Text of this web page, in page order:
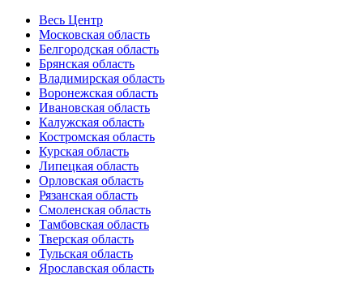
Весь Центр
Московская область
Белгородская область
Брянская область
Владимирская область
Воронежская область
Ивановская область
Калужская область
Костромская область
Курская область
Липецкая область
Орловская область
Рязанская область
Смоленская область
Тамбовская область
Тверская область
Тульская область
Ярославская область